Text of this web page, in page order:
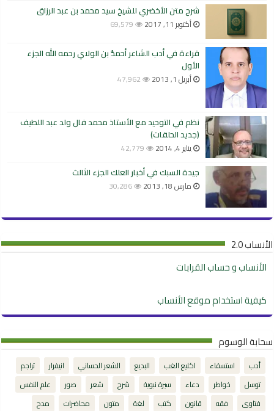
شرح متن الأخضري للشيخ سيد محمد بن عبد الرزاق
أكتوبر 11, 2017 69,579
قراءة في أدب الشاعر أحمدُّ بن الولاي رحمه الله الجزء
الأول
أبريل 1, 2013 47,962
نظم في التوحيد مع الأستاذ محمد فال ولد عبد اللطيف
(جديد الحلقات)
يناير 4, 2014 42,779
جيدة السبك في أخبار العلك الجزء الثالث
مارس 18, 2013 30,286
الأنساب 2.0
الأنساب و حساب القرابات
كيفية استخدام موقع الأنساب
سحابة الوسوم
أدب استسقاء اكليع الغب البديع الشعر الحساني انيفرار
تراجم
توسل
خواطر دعاء سيرة نبوية شرح شعر صور
علم النفس
فتاوى
فقه قانون كتب لغة متون محاضرات
مدح